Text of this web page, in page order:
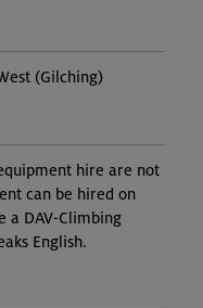
(Gilching)
hire are not
can be hired on
a DAV-Climbing
English.